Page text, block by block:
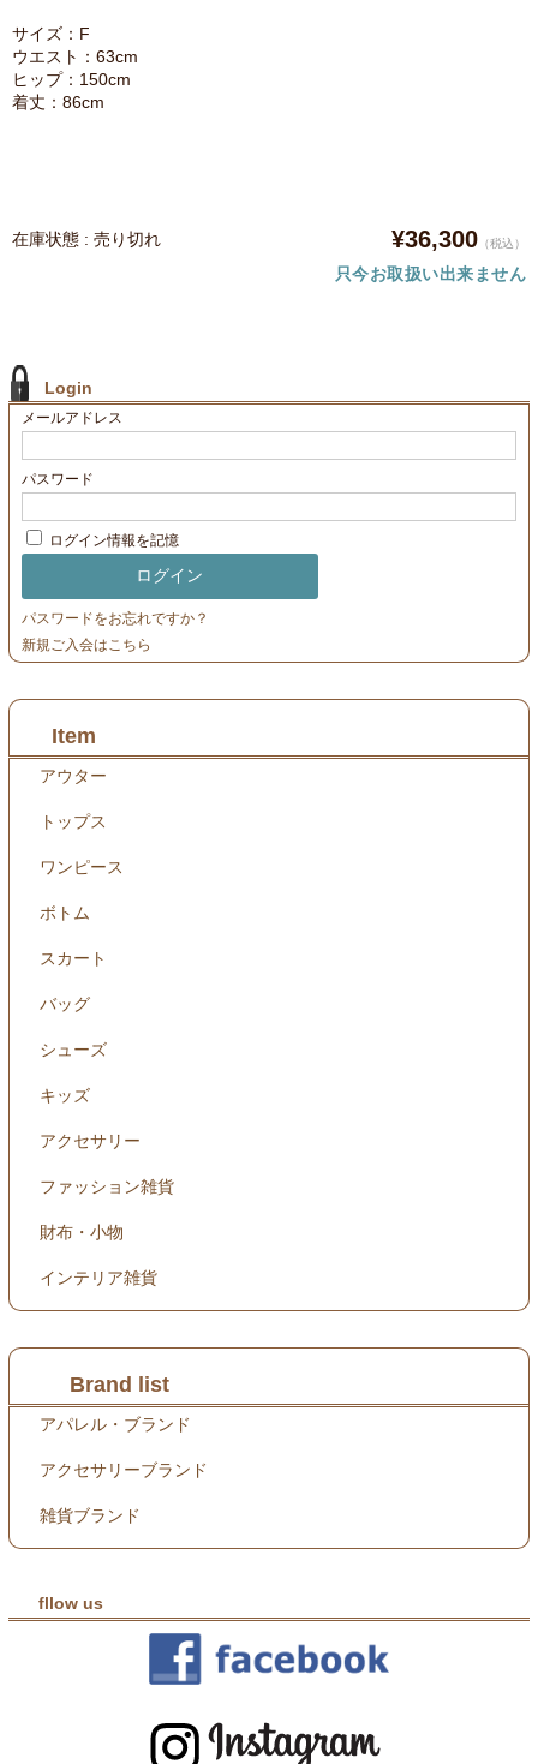
サイズ：F
ウエスト：63cm
ヒップ：150cm
着丈：86cm
在庫状態 : 売り切れ ¥36,300 （税込）
只今お取扱い出来ません
Login
メールアドレス
パスワード
ログイン情報を記憶
パスワードをお忘れですか？
新規ご入会はこちら
Item
アウター
トップス
ワンピース
ボトム
スカート
バッグ
シューズ
キッズ
アクセサリー
ファッション雑貨
財布・小物
インテリア雑貨
Brand list
アパレル・ブランド
アクセサリーブランド
雑貨ブランド
fllow us